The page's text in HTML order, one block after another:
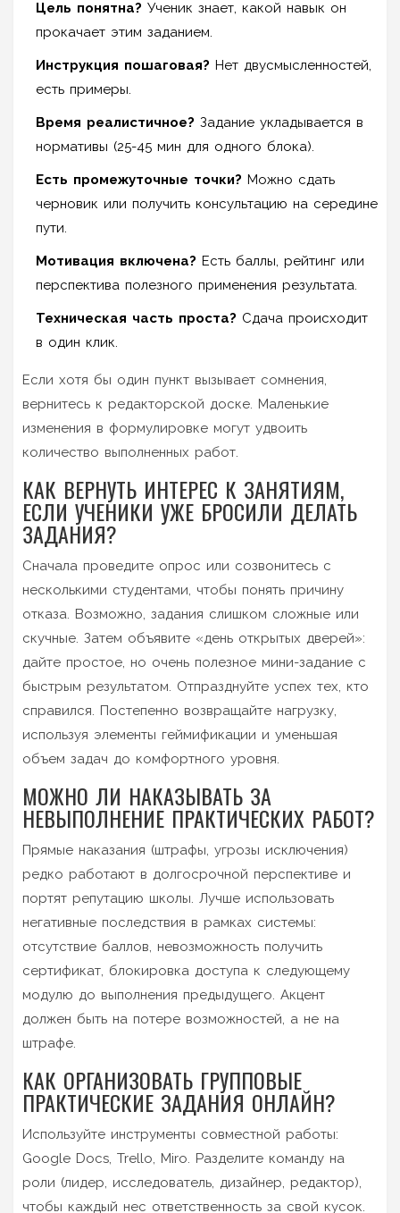
Цель понятна? Ученик знает, какой навык он
прокачает этим заданием.
Инструкция пошаговая? Нет двусмысленностей,
есть примеры.
Время реалистичное? Задание укладывается в
нормативы (25-45 мин для одного блока).
Есть промежуточные точки? Можно сдать
черновик или получить консультацию на середине
пути.
Мотивация включена? Есть баллы, рейтинг или
перспектива полезного применения результата.
Техническая часть проста? Сдача происходит
в один клик.
Если хотя бы один пункт вызывает сомнения,
вернитесь к редакторской доске. Маленькие
изменения в формулировке могут удвоить
количество выполненных работ.
КАК ВЕРНУТЬ ИНТЕРЕС К ЗАНЯТИЯМ,
ЕСЛИ УЧЕНИКИ УЖЕ БРОСИЛИ ДЕЛАТЬ
ЗАДАНИЯ?
Сначала проведите опрос или созвонитесь с
несколькими студентами, чтобы понять причину
отказа. Возможно, задания слишком сложные или
скучные. Затем объявите «день открытых дверей»:
дайте простое, но очень полезное мини-задание с
быстрым результатом. Отпразднуйте успех тех, кто
справился. Постепенно возвращайте нагрузку,
используя элементы геймификации и уменьшая
объем задач до комфортного уровня.
МОЖНО ЛИ НАКАЗЫВАТЬ ЗА
НЕВЫПОЛНЕНИЕ ПРАКТИЧЕСКИХ РАБОТ?
Прямые наказания (штрафы, угрозы исключения)
редко работают в долгосрочной перспективе и
портят репутацию школы. Лучше использовать
негативные последствия в рамках системы:
отсутствие баллов, невозможность получить
сертификат, блокировка доступа к следующему
модулю до выполнения предыдущего. Акцент
должен быть на потере возможностей, а не на
штрафе.
КАК ОРГАНИЗОВАТЬ ГРУППОВЫЕ
ПРАКТИЧЕСКИЕ ЗАДАНИЯ ОНЛАЙН?
Используйте инструменты совместной работы:
Google Docs, Trello, Miro. Разделите команду на
роли (лидер, исследователь, дизайнер, редактор),
чтобы каждый нес ответственность за свой кусок.